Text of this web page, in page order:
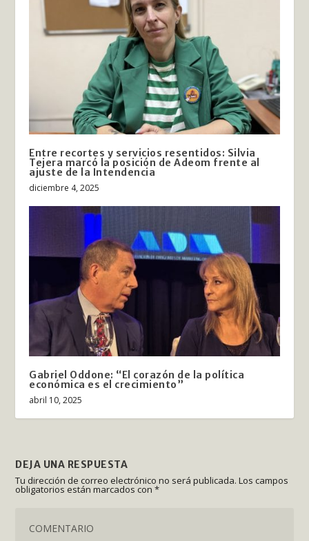
Entre recortes y servicios resentidos: Silvia
Tejera marcó la posición de Adeom frente al
ajuste de la Intendencia
diciembre 4, 2025
Gabriel Oddone: “El corazón de la política
económica es el crecimiento”
abril 10, 2025
DEJA UNA RESPUESTA
Tu dirección de correo electrónico no será publicada. Los campos
obligatorios están marcados con*